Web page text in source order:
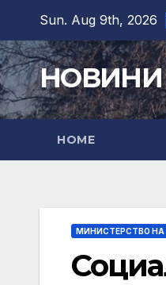
content
Sun. Aug 9th, 2026
НОВИНИ
HOME
МИНИСТЕРСТВО